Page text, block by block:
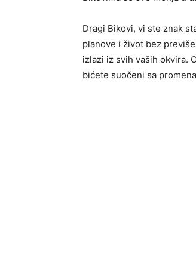
Dragi Bikovi, vi ste znak
planove i život bez
izlazi iz svih vaših okvira.
bićete suočeni sa